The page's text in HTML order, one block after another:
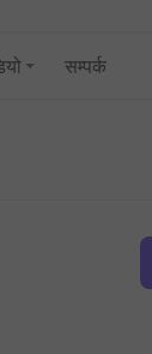
आन्तरिक
मेसीलाई ‘सिल्भर
क्षेत्रमा नयाँ करका
सम्पर्क